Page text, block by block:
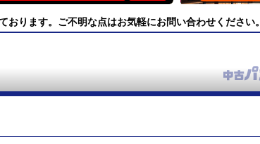
おります。ご不明な点はお気軽にお問い合わせください。